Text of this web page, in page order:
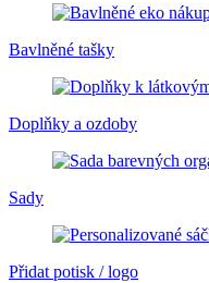
Bavlněné tašky
Doplňky a ozdoby
Sady
Přidat potisk / logo